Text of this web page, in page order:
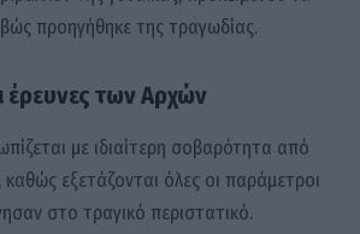
προηγήθηκε της τραγωδίας.
έρευνες των Αρχών
με ιδιαίτερη σοβαρότητα από
καθώς εξετάζονται όλες οι παράμετροι
στο τραγικό περιστατικό.